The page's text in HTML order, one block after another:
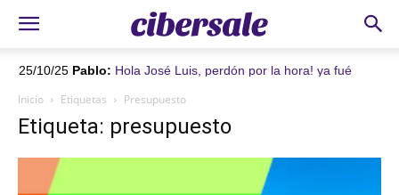
25/10/25 Pablo: Hola José Luis, perdón por la hora! ya fué
AVISAME POR FAVOR si te llegó (puede irse al spam) y si están
todos los datos bien. Ánimo que falta menos!!!
Inicio Etiquetas Presupuesto
Etiqueta: presupuesto